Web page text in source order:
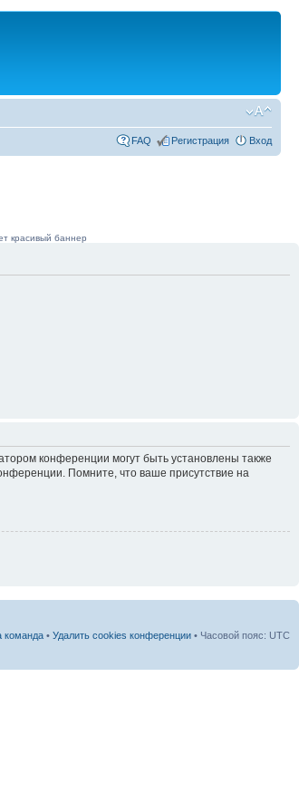
FAQ Регистрация Вход
красивый баннер
конференции могут быть установлены также
Помните, что ваше присутствие на
команда • Удалить cookies конференции • Часовой пояс: UTC